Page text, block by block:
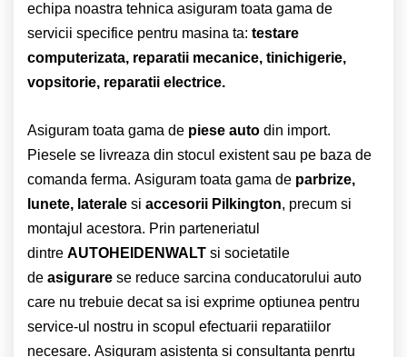
echipa noastra tehnica asiguram toata gama de
servicii specifice pentru masina ta: testare
computerizata, reparatii mecanice, tinichigerie,
vopsitorie, reparatii electrice.
Asiguram toata gama de piese auto din import.
Piesele se livreaza din stocul existent sau pe baza de
comanda ferma. Asiguram toata gama de parbrize,
lunete, laterale si accesorii Pilkington, precum si
montajul acestora. Prin parteneriatul
dintre AUTOHEIDENWALT si societatile
de asigurare se reduce sarcina conducatorului auto
care nu trebuie decat sa isi exprime optiunea pentru
service-ul nostru in scopul efectuarii reparatiilor
necesare. Asiguram asistenta si consultanta penrtu